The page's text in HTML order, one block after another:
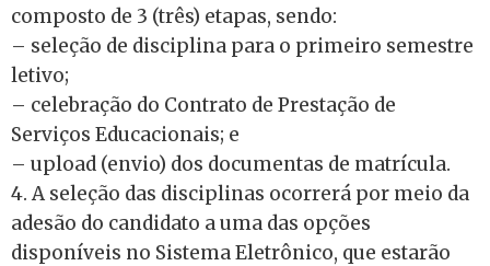
composto de 3 (três) etapas, sendo:
– seleção de disciplina para o primeiro semestre
letivo;
– celebração do Contrato de Prestação de
Serviços Educacionais; e
– upload (envio) dos documentas de matrícula.
4. A seleção das disciplinas ocorrerá por meio da
adesão do candidato a uma das opções
disponíveis no Sistema Eletrônico, que estarão